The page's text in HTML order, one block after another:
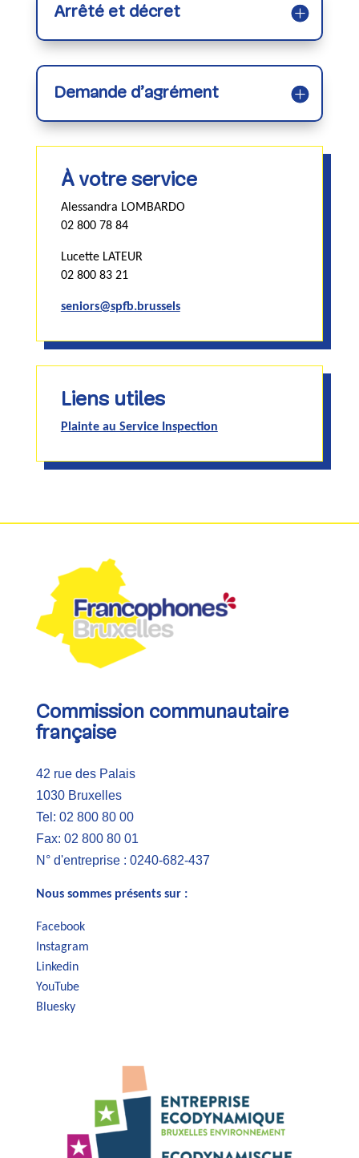
Arrêté et décret
Demande d’agrément
À votre service
Alessandra LOMBARDO
02 800 78 84
Lucette LATEUR
02 800 83 21
seniors@spfb.brussels
Liens utiles
Plainte au Service Inspection
Commission communautaire
française
42 rue des Palais
1030 Bruxelles
Tel: 02 800 80 00
Fax: 02 800 80 01
N° d'entreprise : 0240-682-437
Nous sommes présents sur :
Facebook
Instagram
Linkedin
YouTube
Bluesky